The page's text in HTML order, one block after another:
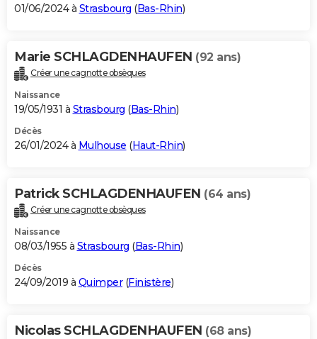
S'inscrire
Se connecter
Lycées
Collèges
Primaires
Universités
Entreprises
Service militaire
Avis de recherche
AVIS DE DÉCÈS
Bricolage
Lifestyle
Culture
Sport
Auto
Television
Voyage
Cinema
01/06/2024 à Strasbourg (Bas-Rhin)
Marie SCHLAGDENHAUFEN (92 ans)
Créer une cagnotte obsèques
Naissance
19/05/1931 à Strasbourg (Bas-Rhin)
Décès
26/01/2024 à Mulhouse (Haut-Rhin)
Patrick SCHLAGDENHAUFEN (64 ans)
Créer une cagnotte obsèques
Naissance
08/03/1955 à Strasbourg (Bas-Rhin)
Décès
24/09/2019 à Quimper(Finistère)
Nicolas SCHLAGDENHAUFEN (68 ans)